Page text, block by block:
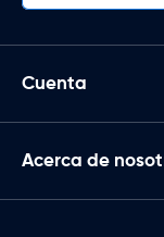
Cuenta
Acerca de